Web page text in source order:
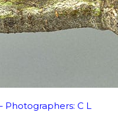
Photographers: C L